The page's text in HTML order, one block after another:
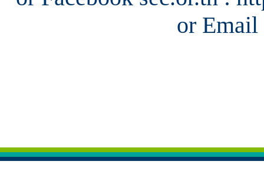
or Email